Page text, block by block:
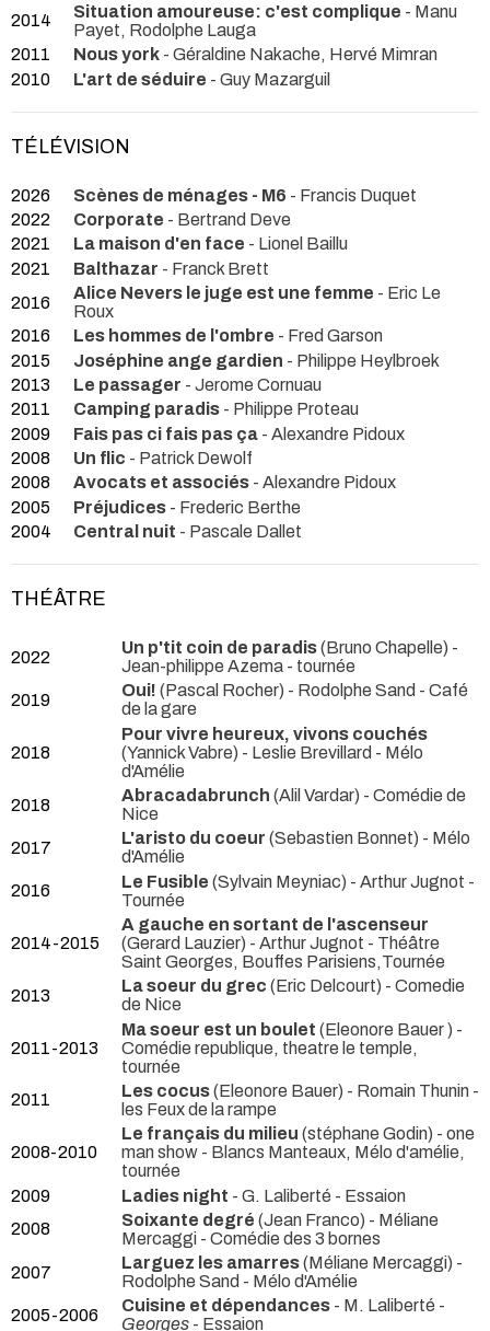
2014
Situation amoureuse: c'est complique - Manu
Payet, Rodolphe Lauga
2011
Nous york - Géraldine Nakache, Hervé Mimran
2010
L'art de séduire - Guy Mazarguil
TÉLÉVISION
2026 Scènes de ménages - M6 - Francis Duquet
2022
Corporate - Bertrand Deve
2021
La maison d'en face - Lionel Baillu
2021
Balthazar - Franck Brett
2016
Alice Nevers le juge est une femme - Eric Le
Roux
2016
Les hommes de l'ombre - Fred Garson
2015
Joséphine ange gardien - Philippe Heylbroek
2013
Le passager - Jerome Cornuau
2011
Camping paradis - Philippe Proteau
2009
Fais pas ci fais pas ça - Alexandre Pidoux
2008
Un flic - Patrick Dewolf
2008
Avocats et associés - Alexandre Pidoux
2005
Préjudices - Frederic Berthe
2004
Central nuit - Pascale Dallet
THÉÂTRE
2022 Un p'tit coin de paradis(Bruno Chapelle) -
Jean-philippe Azema - tournée
2019
Oui! (Pascal Rocher) - Rodolphe Sand - Café
de la gare
2018
Pour vivre heureux, vivons couchés
(Yannick Vabre) - Leslie Brevillard - Mélo
d'Amélie
2018
Abracadabrunch (Alil Vardar) - Comédie de
Nice
2017
L'aristo du coeur (Sebastien Bonnet) - Mélo
d'Amélie
2016
Le Fusible (Sylvain Meyniac) - Arthur Jugnot -
Tournée
2014-2015
A gauche en sortant de l'ascenseur
(Gerard Lauzier) - Arthur Jugnot - Théâtre
Saint Georges, Bouffes Parisiens,Tournée
2013
La soeur du grec (Eric Delcourt) - Comedie
de Nice
2011-2013
Ma soeur est un boulet (Eleonore Bauer ) -
Comédie republique, theatre le temple,
tournée
2011
Les cocus(Eleonore Bauer) - Romain Thunin -
les Feux de la rampe
2008-2010
Le français du milieu (stéphane Godin) - one
man show - Blancs Manteaux, Mélo d'amélie,
tournée
2009
Ladies night - G. Laliberté - Essaion
2008
Soixante degré (Jean Franco) - Méliane
Mercaggi - Comédie des 3 bornes
2007
Larguez les amarres(Méliane Mercaggi) -
Rodolphe Sand - Mélo d'Amélie
2005-2006
Cuisine et dépendances - M. Laliberté -
Georges - Essaion